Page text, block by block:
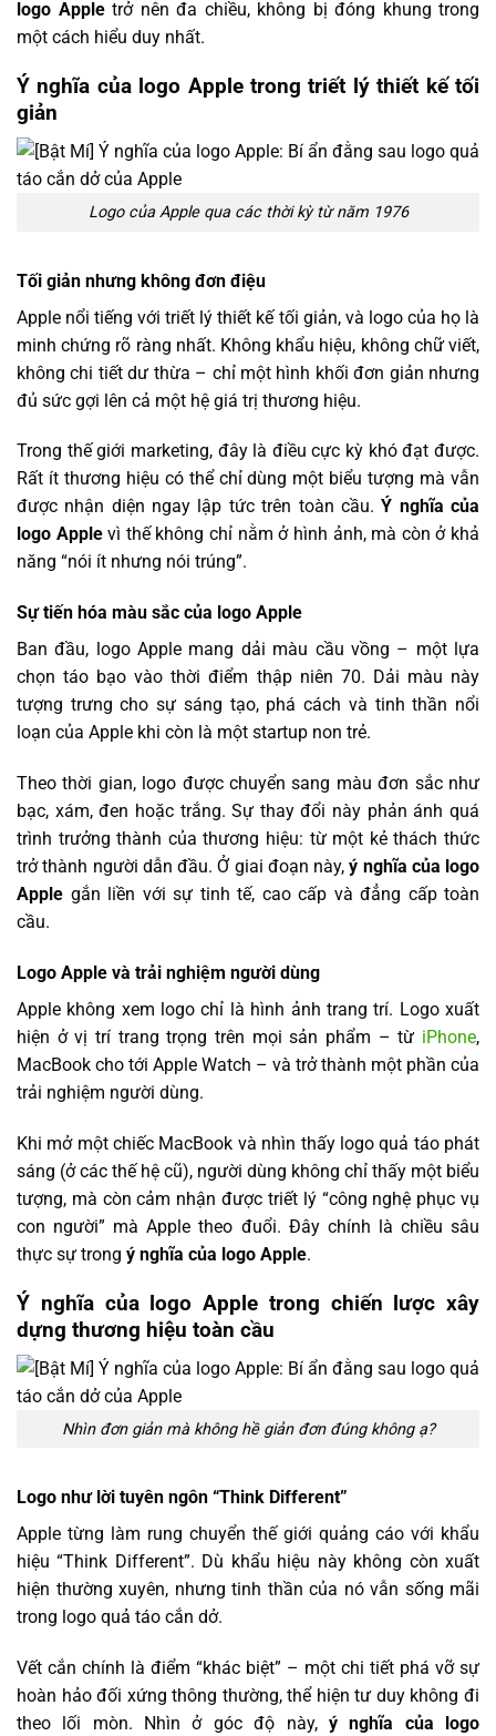
logo Appletrở nên đa chiều, không bị đóng khung trong
một cách hiểu duy nhất.
Ý nghĩa của logo Apple trong triết lý thiết kế tối
giản
Logo của Apple qua các thời kỳ từ năm 1976
Tối giản nhưng không đơn điệu
Apple nổi tiếng với triết lý thiết kế tối giản, và logo của họ là
minh chứng rõ ràng nhất. Không khẩu hiệu, không chữ viết,
không chi tiết dư thừa – chỉ một hình khối đơn giản nhưng
đủ sức gợi lên cả một hệ giá trị thương hiệu.
Trong thế giới marketing, đây là điều cực kỳ khó đạt được.
Rất ít thương hiệu có thể chỉ dùng một biểu tượng mà vẫn
được nhận diện ngay lập tức trên toàn cầu.Ý nghĩa của
logo Applevì thế không chỉ nằm ở hình ảnh, mà còn ở khả
năng “nói ít nhưng nói trúng”.
Sự tiến hóa màu sắc của logo Apple
Ban đầu, logo Apple mang dải màu cầu vồng – một lựa
chọn táo bạo vào thời điểm thập niên 70. Dải màu này
tượng trưng cho sự sáng tạo, phá cách và tinh thần nổi
loạn của Apple khi còn là một startup non trẻ.
Theo thời gian, logo được chuyển sang màu đơn sắc như
bạc, xám, đen hoặc trắng. Sự thay đổi này phản ánh quá
trình trưởng thành của thương hiệu: từ một kẻ thách thức
trở thành người dẫn đầu. Ở giai đoạn này,ý nghĩa của logo
Apple gắn liền với sự tinh tế, cao cấp và đẳng cấp toàn
cầu.
Logo Apple và trải nghiệm người dùng
Apple không xem logo chỉ là hình ảnh trang trí. Logo xuất
hiện ở vị trí trang trọng trên mọi sản phẩm – từ iPhone,
MacBook cho tới Apple Watch – và trở thành một phần của
trải nghiệm người dùng.
Khi mở một chiếc MacBook và nhìn thấy logo quả táo phát
sáng (ở các thế hệ cũ), người dùng không chỉ thấy một biểu
tượng, mà còn cảm nhận được triết lý “công nghệ phục vụ
con người” mà Apple theo đuổi. Đây chính là chiều sâu
thực sự trong ý nghĩa của logo Apple.
Ý nghĩa của logo Apple trong chiến lược xây
dựng thương hiệu toàn cầu
Nhìn đơn giản mà không hề giản đơn đúng không ạ?
Logo như lời tuyên ngôn “Think Different”
Apple từng làm rung chuyển thế giới quảng cáo với khẩu
hiệu “Think Different”. Dù khẩu hiệu này không còn xuất
hiện thường xuyên, nhưng tinh thần của nó vẫn sống mãi
trong logo quả táo cắn dở.
Vết cắn chính là điểm “khác biệt” – một chi tiết phá vỡ sự
hoàn hảo đối xứng thông thường, thể hiện tư duy không đi
theo lối mòn. Nhìn ở góc độ này, ý nghĩa của logo